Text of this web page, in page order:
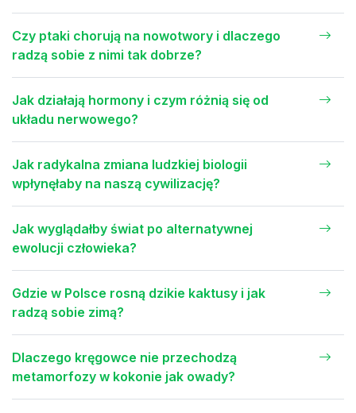
Czy ptaki chorują na nowotwory i dlaczego
radzą sobie z nimi tak dobrze?
Jak działają hormony i czym różnią się od
układu nerwowego?
Jak radykalna zmiana ludzkiej biologii
wpłynęłaby na naszą cywilizację?
Jak wyglądałby świat po alternatywnej
ewolucji człowieka?
Gdzie w Polsce rosną dzikie kaktusy i jak
radzą sobie zimą?
Dlaczego kręgowce nie przechodzą
metamorfozy w kokonie jak owady?